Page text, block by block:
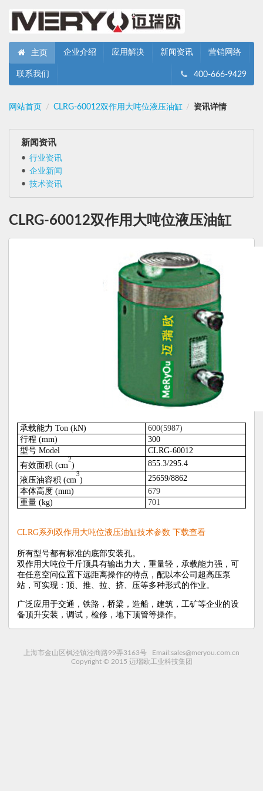
主页 企业介绍 应用解决 新闻资讯 营销网络
联系我们 400-666-9429
网站首页 / CLRG-60012双作用大吨位液压油缸 / 资讯详情
新闻资讯
行业资讯
企业新闻
技术资讯
CLRG-60012双作用大吨位液压油缸
承载能力 Ton (kN)
600(5987)
行程 (mm)
300
型号 Model
CLRG-60012
有效面积 (cm
2
) 855.3/295.4
液压油容积 (cm
3
)
25659/8862
本体高度 (mm)
679
重量 (kg) 701
CLRG系列双作用大吨位液压油缸技术参数 下载查看
所有型号都有标准的底部安装孔。
双作用大吨位千斤顶具有输出力大，重量轻，承载能力强，可
在任意空问位置下远距离操作的特点，配以本公司超高压泵
站，可实现：顶、推、拉、挤、压等多种形式的作业。
广泛应用于交通，铁路，桥梁，造船，建筑，工矿等企业的设
备顶升安装，调试，检修，地下顶管等操作。
上海市金山区枫泾镇泾商路99弄3163号 Email:sales@meryou.com.cn
Copyright © 2015 迈瑞欧工业科技集团